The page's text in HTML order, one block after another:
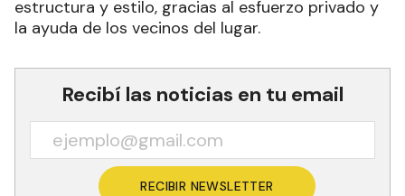
estructura y estilo, gracias al esfuerzo privado y
la ayuda de los vecinos del lugar.
Recibí las noticias en tu email
RECIBIR NEWSLETTER